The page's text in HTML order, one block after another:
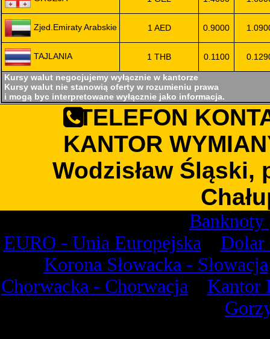
Zjed.Emiraty Arabskie 1 AED 0.9000
TAJLANIA 1 THB 0.1100
Kursy walut negocjujemy wyłącznie w kantorze
Kursy walut nie stanowią oferty w rozumieniu prawa
i mogą byc interpretowane wyłącznie jako informacja.
TELEFON
KANTOR
Wodzisław Śląski,
Banknoty
EURO - Unia Europejska
Dolar
Korona Słowacka - Słowacja
Chorwacka - Chorwacja
Kantor